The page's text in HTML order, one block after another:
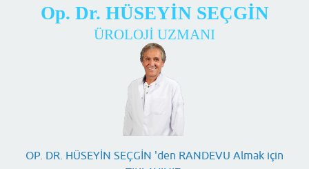
Op. Dr. HÜSEYİN SEÇGİN
ÜROLOJİ UZMANI
OP. DR. HÜSEYİN SEÇGİN 'den RANDEVU Almak için